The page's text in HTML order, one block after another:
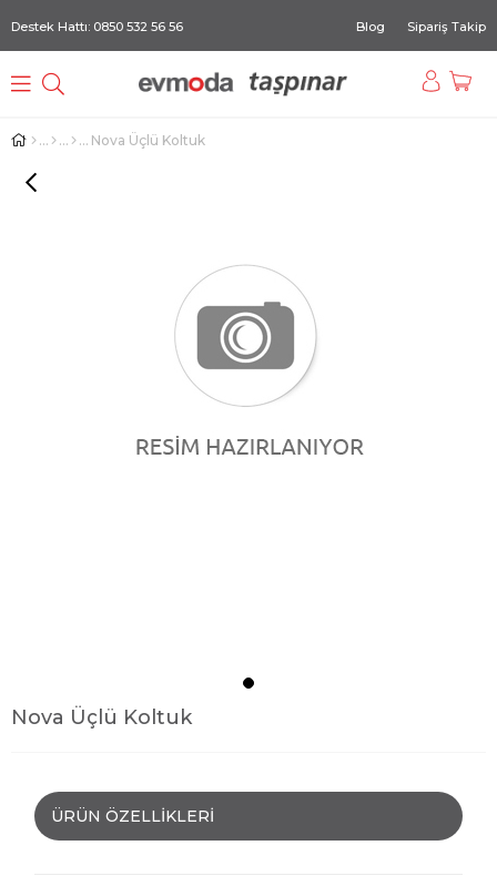
Destek Hattı: 0850 532 56 56 Blog Sipariş Takip
Nova Üçlü Koltuk
Nova Üçlü Koltuk
ÜRÜN ÖZELLIKLERI